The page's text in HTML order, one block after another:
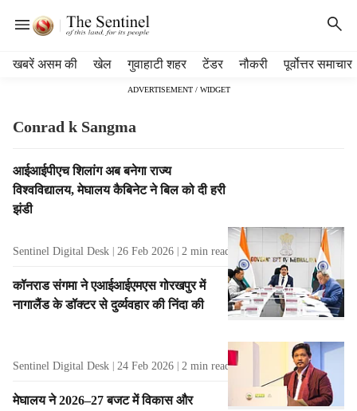
खबरें असम की खेल गुवाहाटी शहर टेंडर नौकरी पूर्वोत्तर समाचार
ADVERTISEMENT / WIDGET
Conrad k Sangma
T
a
g
s
l
t
आईआईपीएच शिलांग अब बनेगा राज्य
विश्वविद्यालय, मेघालय कैबिनेट ने बिल को दी हरी
झंडी
Sentinel Digital Desk 26 Feb 2026 2 min read
कॉनराड संगमा ने एआईआईएमएस गोरखपुर में
नागालैंड के डॉक्टर से दुर्व्यवहार की निंदा की
Sentinel Digital Desk 24 Feb 2026 2 min read
मेघालय ने 2026–27 बजट में विकास और